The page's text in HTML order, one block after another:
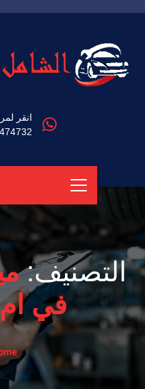
انقر
التصنيف:
في